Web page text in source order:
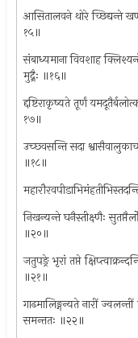
आसितालवने थोरे च्छिद्यन्ते
१५॥
संबाध्यमाना विवशाह
मुद्र्रैः ॥१६॥
द्दष्टिराकृष्यते तूर्णं
१७॥
उच्छ्‍वसन्ति सदा
॥१८॥
निखन्यन्ते घनैस्तीक्ष्णैः
॥२०॥
जतुपङ्रे भृरां तप्ते
॥२१॥
गाढमालिङ्गन्यते नारीं
समन्ततः ॥२२॥